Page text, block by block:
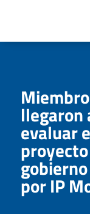
llegaron
evaluar
por IP